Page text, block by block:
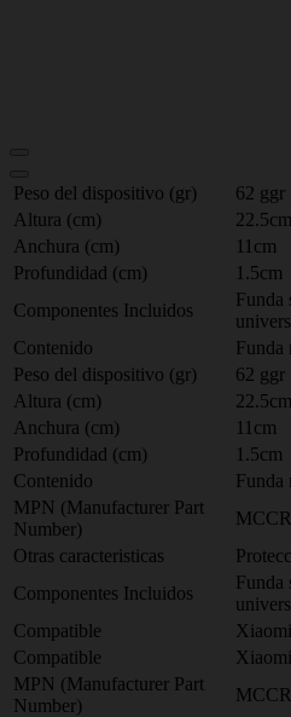
Peso del dispositivo (gr)
62 ggr
Altura (cm)
22.5cm
Anchura (cm)
11cm
Profundidad (cm)
1.5cm
Componentes Incluidos
Funda
Contenido
Funda
Peso del dispositivo (gr)
62 ggr
Altura (cm)
22.5cm
Anchura (cm)
11cm
Profundidad (cm)
1.5cm
Contenido
Funda
MPN (Manufacturer Part
Number)
Otras caracteristicas
Componentes Incluidos
Funda
Compatible
Compatible
MPN (Manufacturer Part
Number)